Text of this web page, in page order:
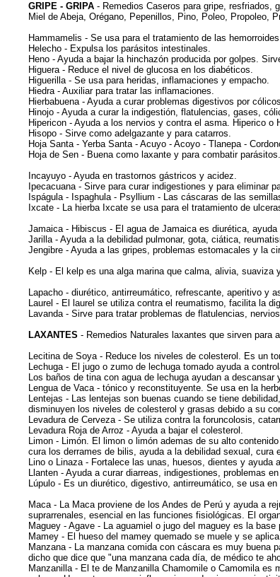
GRIPE - GRIPA - Remedios Caseros para gripe, resfriados,
Miel de Abeja, Orégano, Pepenillos, Pino, Poleo, Propoleo,
Hammamelis - Se usa para el tratamiento de las
Helecho - Expulsa los parásitos intestinales.
Heno - Ayuda a bajar la hinchazón producida por golpes.
Higuera - Reduce el nivel de glucosa en los diabéticos.
Higuerilla - Se usa para heridas, inflamaciones y empacho.
Hiedra - Auxiliar para tratar las inflamaciones.
Hierbabuena - Ayuda a curar problemas digestivos por
Hinojo - Ayuda a curar la indigestión, flatulencias, gases,
Hipericon - Ayuda a los nervios y contra el asma. Hiperico
Hisopo - Sirve como adelgazante y para catarros.
Hoja Santa - Yerba Santa - Acuyo - Acoyo - Tlanepa -
Hoja de Sen - Buena como laxante y para combatir parásitos.
Incayuyo - Ayuda en trastornos gástricos y acidez.
Ipecacuana - Sirve para curar indigestiones y para eliminar
Ispágula - Ispaghula - Psyllium - Las cáscaras de las
Ixcate - La hierba Ixcate se usa para el tratamiento de
Jamaica - Hibiscus - El agua de Jamaica es diurética,
Jarilla - Ayuda a la debilidad pulmonar, gota, ciática,
Jengibre - Ayuda a las gripes, problemas estomacales y la
Kelp - El kelp es una alga marina que calma, alivia, suaviza
Lapacho - diurético, antirreumático, refrescante, aperitivo y
Laurel - El laurel se utiliza contra el reumatismo, facilita la
Lavanda - Sirve para tratar problemas de flatulencias,
LAXANTES - Remedios Naturales laxantes que sirven para
Lecitina de Soya - Reduce los niveles de colesterol. Es un
Lechuga - El jugo o zumo de lechuga tomado ayuda a
Los baños de tina con agua de lechuga ayudan a descansar
Lengua de Vaca - tónico y reconstituyente. Se usa en la
Lentejas - Las lentejas son buenas cuando se tiene
disminuyen los niveles de colesterol y grasas debido a su
Levadura de Cerveza - Se utiliza contra la foruncolosis,
Levadura Roja de Arroz - Ayuda a bajar el colesterol.
Limon - Limón. El limon o limón ademas de su alto
cura los derrames de bilis, ayuda a la debilidad sexual,
Lino o Linaza - Fortalece las unas, huesos, dientes y
Llanten - Ayuda a curar diarreas, indigestiones, problemas
Lúpulo - Es un diurético, digestivo, antirreumático, se usa
Maca - La Maca proviene de los Andes de Perú y ayuda a
suprarrenales, esencial en las funciones fisiológicas. El
Maguey - Agave - La aguamiel o jugo del maguey es la
Mamey - El hueso del mamey quemado se muele y se
Manzana - La manzana comida con cáscara es muy buena
dicho que dice que "una manzana cada día, de médico te
Manzanilla - El te de Manzanilla Chamomile o Camomila